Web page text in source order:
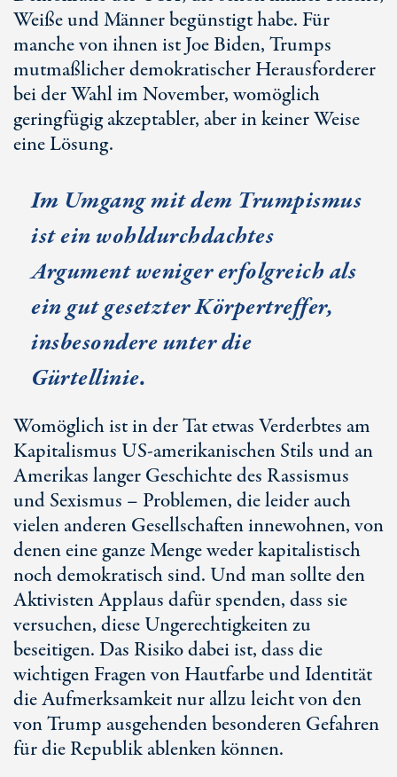
Weiße und Männer begünstigt habe. Für
manche von ihnen ist Joe Biden, Trumps
mutmaßlicher demokratischer Herausforderer
bei der Wahl im November, womöglich
geringfügig akzeptabler, aber in keiner Weise
eine Lösung.
Im Umgang mit dem Trumpismus
ist ein wohldurchdachtes
Argument weniger erfolgreich als
ein gut gesetzter Körpertreffer,
insbesondere unter die
Gürtellinie.
Womöglich ist in der Tat etwas Verderbtes am
Kapitalismus US-amerikanischen Stils und an
Amerikas langer Geschichte des Rassismus
und Sexismus – Problemen, die leider auch
vielen anderen Gesellschaften innewohnen, von
denen eine ganze Menge weder kapitalistisch
noch demokratisch sind. Und man sollte den
Aktivisten Applaus dafür spenden, dass sie
versuchen, diese Ungerechtigkeiten zu
beseitigen. Das Risiko dabei ist, dass die
wichtigen Fragen von Hautfarbe und Identität
die Aufmerksamkeit nur allzu leicht von den
von Trump ausgehenden besonderen Gefahren
für die Republik ablenken können.